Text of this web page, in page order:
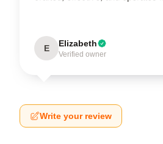
E Elizabeth
Verified owner
Write your review